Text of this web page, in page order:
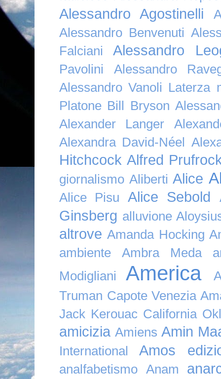
Alessandro Agostinelli
Alessandro Benvenuti
Falciani
Alessandro
Pavolini
Alessandro
Alessandro Vanoli Laterza
Platone Bill Bryson
Alexander Langer
Alexandra David-Néel
Hitchcock Alfred
giornalismo Aliberti Alice
Alice Pisu Alice Sebold
Ginsberg alluvione
altrove Amanda Hocking
ambiente
Ambra Meda
Modigliani
America
Truman Capote Venezia
Jack Kerouac California
amicizia Amiens Amin
International Amos
analfabetismo Anam